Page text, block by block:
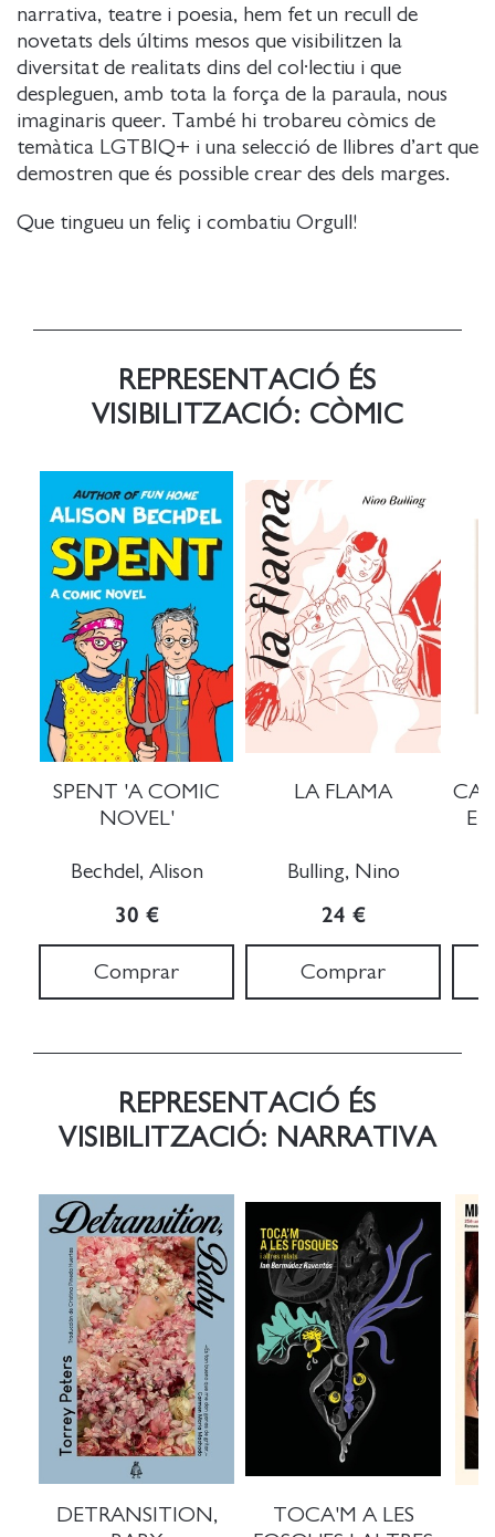
narrativa, teatre i poesia, hem fet un recull de
novetats dels últims mesos que visibilitzen la
diversitat de realitats dins del col·lectiu i que
despleguen, amb tota la força de la paraula, nous
imaginaris queer. També hi trobareu còmics de
temàtica LGTBIQ+ i una selecció de llibres d’art que
demostren que és possible crear des dels marges.
Que tingueu un feliç i combatiu Orgull!
REPRESENTACIÓ ÉS
VISIBILITZACIÓ: CÒMIC
SPENT 'A COMIC
NOVEL'
Bechdel, Alison
30 €
Comprar
LA FLAMA
Bulling, Nino
24 €
Comprar
ET
REPRESENTACIÓ ÉS
VISIBILITZACIÓ: NARRATIVA
DETRANSITION,
TOCA'M A LES